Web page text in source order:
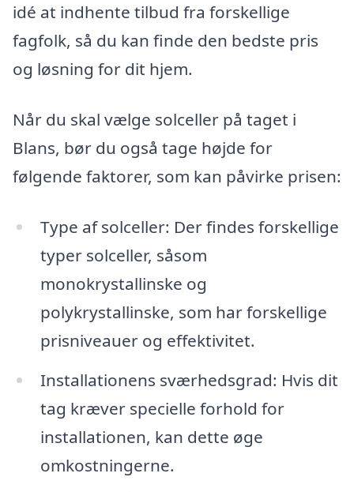
idé at indhente tilbud fra forskellige
fagfolk, så du kan finde den bedste pris
og løsning for dit hjem.
Når du skal vælge solceller på taget i
Blans, bør du også tage højde for
følgende faktorer, som kan påvirke prisen:
Type af solceller: Der findes forskellige
typer solceller, såsom
monokrystallinske og
polykrystallinske, som har forskellige
prisniveauer og effektivitet.
Installationens sværhedsgrad: Hvis dit
tag kræver specielle forhold for
installationen, kan dette øge
omkostningerne.